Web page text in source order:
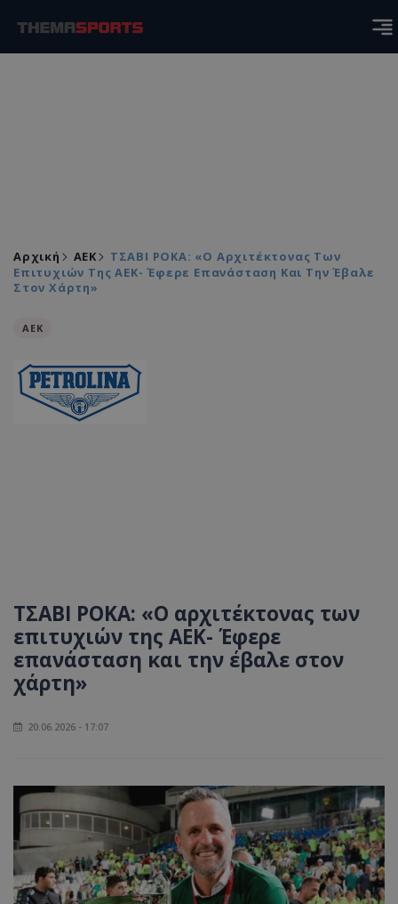
Αρχική ΑEK
ΤΣΑΒΙ ΡΟΚΑ: «Ο Αρχιτέκτονας Των
Επιτυχιών Της ΑΕΚ- Έφερε Επανάσταση Και Την Έβαλε
Στον Χάρτη»
ΑEK
ΤΣΑΒΙ ΡΟΚΑ: «Ο αρχιτέκτονας των
επιτυχιών της ΑΕΚ- Έφερε
επανάσταση και την έβαλε στον
χάρτη»
20.06.2026 - 17:07